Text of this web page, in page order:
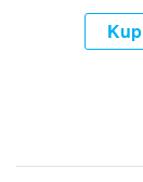
Kup